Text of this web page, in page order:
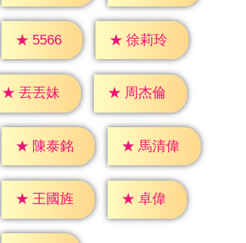
★ 5566 ★ 徐莉玲
★ 丟丟妹 ★ 周杰倫
★ 陳泰銘 ★ 馬清偉
★ 王國旌 ★ 卓偉